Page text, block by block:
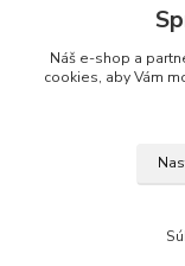
Kontakty
+421 944 394
Náš e-shop a
cookies, aby Vám